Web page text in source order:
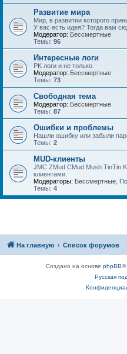
Развитие мира
Мир, в развитии которого
У вас есть идея? Тогда вам
Модератор: Бессмертные
Темы: 96
Интересные логи
PK логи и не только.
Модератор: Бессмертные
Темы: 73
Свободная тема
Модератор: Бессмертные
Темы: 87
Ошибки и проблемы
Нашли ошибку или забыли
Темы: 2
MUD-клиенты
JMC ZMud CMud Mush TinTin
клиентами.
Модераторы: Бессмертные
Темы: 4
На главную Список форумов
Создано на основе phpBB®
Русская